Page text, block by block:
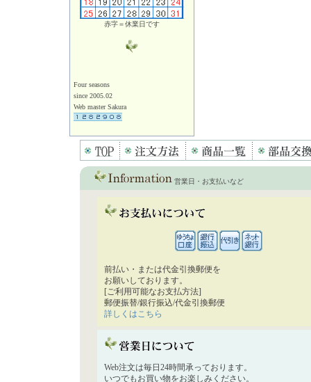
赤字＝休業日です
Four seasons
since 2005.02
Web master Sakura
営業日・お支払いなど
前払い・または代金引換郵便を
お願いしております。
[ご利用可能なお支払方法]
郵便振替/銀行振込/代金引換郵便
詳しくはこちら
Web注文は毎日24時間承っております。
いつでもお買い物をお楽しみください。